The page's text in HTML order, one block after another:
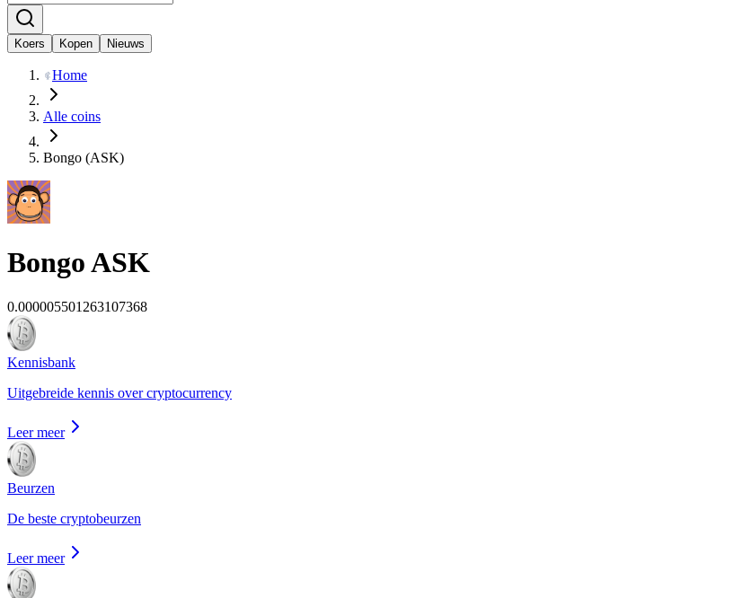
Koers Kopen Nieuws
Home
Alle coins
Bongo (ASK)
BongoASK
0.000005501263107368
Kennisbank
Uitgebreide kennis over cryptocurrency
Leer meer
Beurzen
De beste cryptobeurzen
Leer meer